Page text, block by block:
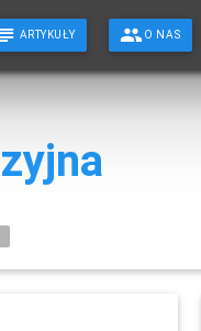
ARTYKUŁY O NAS